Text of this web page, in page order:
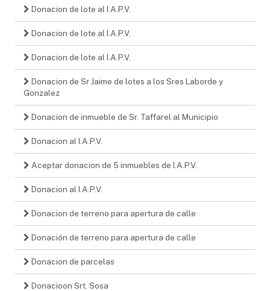
Donacion de lote al I.A.P.V.
Donacion de lote al I.A.P.V.
Donacion de lote al I.A.P.V.
Donacion de Sr Jaime de lotes a los Sres Laborde y
Gonzalez
Donacion de inmueble de Sr. Taffarel al Municipio
Donacion al I.A.P.V.
Aceptar donacion de 5 inmuebles de I.A.P.V.
Donacion al I.A.P.V.
Donacion de terreno para apertura de calle
Donación de terreno para apertura de calle
Donacion de parcelas
Donacioon Srt. Sosa